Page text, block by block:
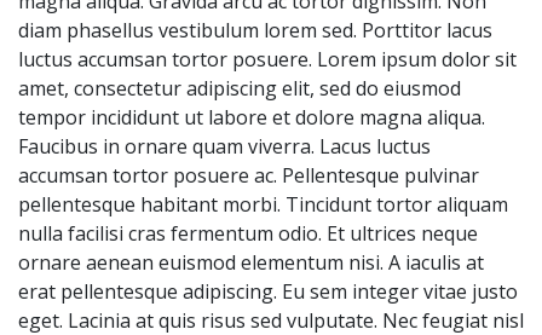
diam phasellus vestibulum lorem sed. Porttitor lacus
luctus accumsan tortor posuere. Lorem ipsum dolor sit
amet, consectetur adipiscing elit, sed do eiusmod
tempor incididunt ut labore et dolore magna aliqua.
Faucibus in ornare quam viverra. Lacus luctus
accumsan tortor posuere ac. Pellentesque pulvinar
pellentesque habitant morbi. Tincidunt tortor aliquam
nulla facilisi cras fermentum odio. Et ultrices neque
ornare aenean euismod elementum nisi. A iaculis at
erat pellentesque adipiscing. Eu sem integer vitae justo
eget. Lacinia at quis risus sed vulputate. Nec feugiat nisl